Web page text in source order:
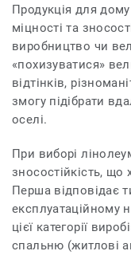
Продукція для
міцності та
виробництво чи
«похизуватися»
відтінків,
змогу підібрати
оселі.
При виборі
зносостійкість,
Перша відповідає
експлуатаційному
цієї категорії
спальню (житлові